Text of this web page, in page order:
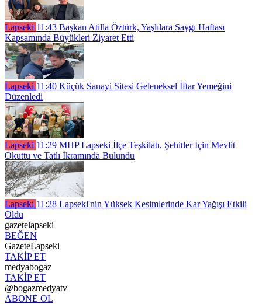
Lapseki 11:43 Başkan Atilla Öztürk, Yaşlılara Saygı Haftası
Kapsamında Büyükleri Ziyaret Etti
Lapseki 11:40 Küçük Sanayi Sitesi Geleneksel İftar Yemeğini
Düzenledi
Lapseki 11:29 MHP Lapseki İlçe Teşkilatı, Şehitler İçin Mevlit
Okuttu ve Tatlı İkramında Bulundu
Lapseki 11:28 Lapseki'nin Yüksek Kesimlerinde Kar Yağışı Etkili
Oldu
gazetelapseki
BEĞEN
GazeteLapseki
TAKİP ET
medyabogaz
TAKİP ET
@bogazmedyatv
ABONE OL